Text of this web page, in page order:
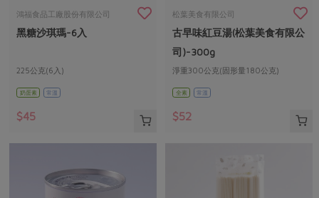
鴻福食品工廠股份有限公司
黑糖沙琪瑪-6入
225公克(6入)
奶蛋素 常溫
$45
松葉美食有限公司
古早味紅豆湯(松葉美食有限公
司)-300g
淨重300公克(固形量180公克)
全素 常溫
$52